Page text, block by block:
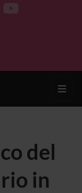
del
in